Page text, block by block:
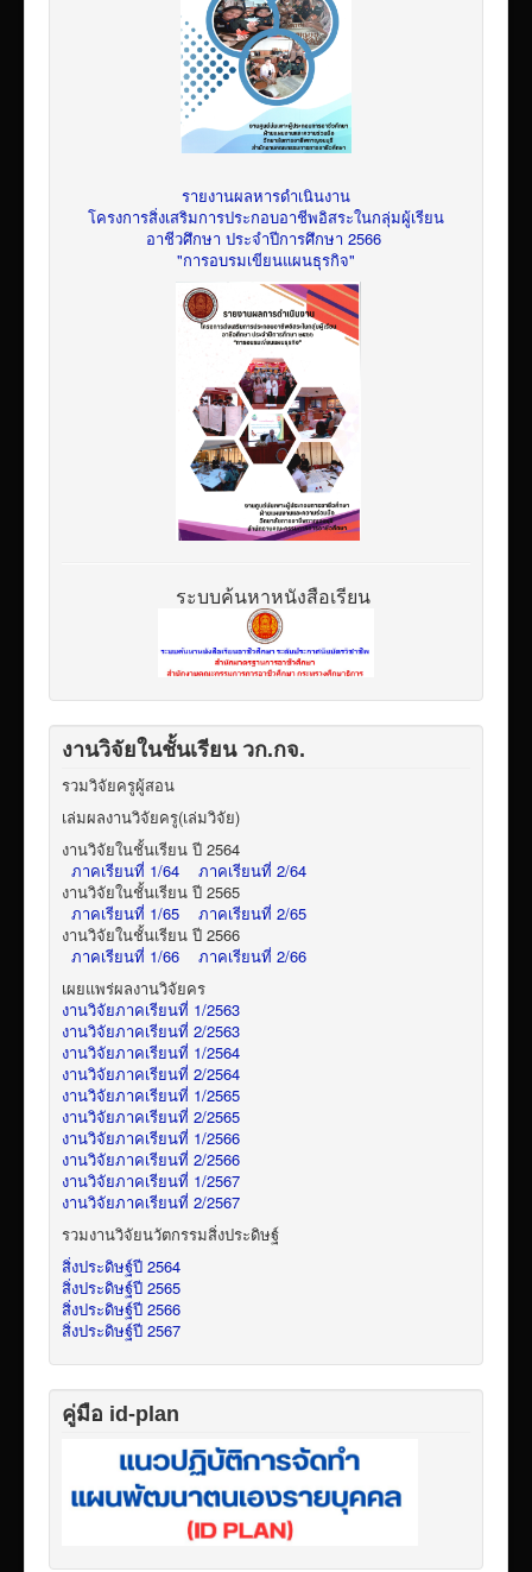
รายงานผลหารดำเนินงาน
โครงการสิ่งเสริมการประกอบอาชีพอิสระในกลุ่มผู้เรียน
อาชีวศึกษา ประจำปีการศึกษา 2566
"การอบรมเขียนแผนธุรกิจ"
ระบบค้นหาหนังสือเรียน
งานวิจัยในชั้นเรียน วก.กจ.
รวมวิจัยครูผู้สอน
เล่มผลงานวิจัยครู(เล่มวิจัย)
งานวิจัยในชั้นเรียน ปี 2564
ภาคเรียนที่ 1/64
ภาคเรียนที่ 2/64
งานวิจัยในชั้นเรียน ปี 2565
ภาคเรียนที่ 1/65
ภาคเรียนที่ 2/65
งานวิจัยในชั้นเรียน ปี 2566
ภาคเรียนที่ 1/66
ภาคเรียนที่ 2/66
เผยแพร่ผลงานวิจัยคร
งานวิจัยภาคเรียนที่ 1/2563
งานวิจัยภาคเรียนที่ 2/2563
งานวิจัยภาคเรียนที่ 1/2564
งานวิจัยภาคเรียนที่ 2/2564
งานวิจัยภาคเรียนที่ 1/2565
งานวิจัยภาคเรียนที่ 2/2565
งานวิจัยภาคเรียนที่ 1/2566
งานวิจัยภาคเรียนที่ 2/2566
งานวิจัยภาคเรียนที่ 1/2567
งานวิจัยภาคเรียนที่ 2/2567
รวมงานวิจัยนวัตกรรมสิ่งประดิษฐ์
สิ่งประดิษฐ์ปี 2564
สิ่งประดิษฐ์ปี 2565
สิ่งประดิษฐ์ปี 2566
สิ่งประดิษฐ์ปี 2567
คู่มือ id-plan